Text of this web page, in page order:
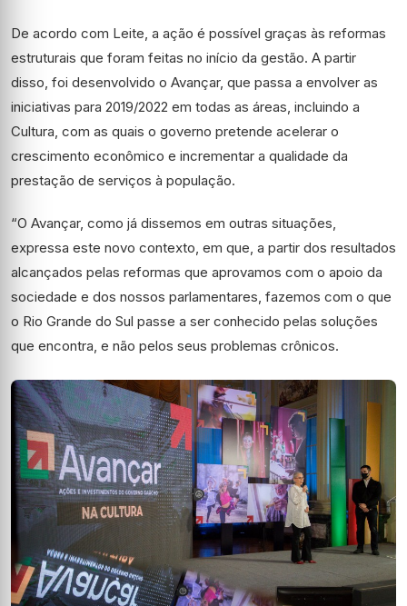
De acordo com Leite, a ação é possível graças às reformas
estruturais que foram feitas no início da gestão. A partir
disso, foi desenvolvido o Avançar, que passa a envolver as
iniciativas para 2019/2022 em todas as áreas, incluindo a
Cultura, com as quais o governo pretende acelerar o
crescimento econômico e incrementar a qualidade da
prestação de serviços à população.
“O Avançar, como já dissemos em outras situações,
expressa este novo contexto, em que, a partir dos resultados
alcançados pelas reformas que aprovamos com o apoio da
sociedade e dos nossos parlamentares, fazemos com o que
o Rio Grande do Sul passe a ser conhecido pelas soluções
que encontra, e não pelos seus problemas crônicos.